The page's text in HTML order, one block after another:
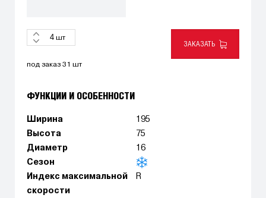
шт
ЗАКАЗАТЬ
под заказ 31 шт
ФУНКЦИИ И ОСОБЕННОСТИ
Ширина
195
Высота
75
Диаметр
16
Сезон
Индекс максимальной
скорости
R